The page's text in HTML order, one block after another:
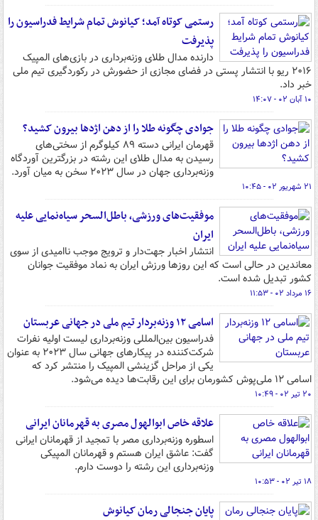
رستمی کوتاه آمد؛ کیانوش تمام شرایط فدراسیون را
پذیرفت
دارنده مدال طلای وزنه‌برداری در بازی‌های المپیک
۲۰۱۶ ریو با انتشار پستی در فضای مجازی از حضورش در رکوردگیری تیم ملی
خبر داد.
۱۰ آبان ۰۲ - ۱۴:۰۷
جوادی چگونه طلا را از دهن اژدها بیرون کشید؟
قهرمان ایرانی دسته ۸۹ کیلوگرم از سختی‌های
رسیدن به مدال طلای این رشته در بزرگترین آوردگاه
وزنه‌برداری جهان در سال ۲۰۲۳ سخن به میان آورد.
۲۱ شهریور ۰۲ - ۱۰:۴۵
موفقیت‌های ورزشی، باطل‌السحر سیاه‌نمایی علیه
ایران
انتشار اخبار جهت‌دار و ترویج موجب ناامیدی از سوی
معاندین در حالی است که این روزها ورزش ایران به نماد موفقیت جوانان
کشور تبدیل شده است.
۱۶ مرداد ۰۲ - ۱۱:۵۳
اسامی ۱۲ وزنه‌بردار تیم ملی در جهانی عربستان
فدراسیون بین‌المللی وزنه‌برداری لیست اولیه نفرات
شرکت‌کننده در پیکارهای جهانی سال ۲۰۲۳ به عنوان
یکی از مراحل گزینشی المپیک را منتشر کرد که
اسامی ۱۲ ملی‌پوش کشورمان برای این رقابت‌ها دیده می‌شود.
۲۰ تیر ۰۲ - ۱۰:۴۹
علاقه خاص ابوالهول مصری به قهرمانان ایرانی
اسطوره وزنه‌برداری مصر با تمجید از قهرمانان ایرانی
گفت: عاشق ایران هستم و قهرمانان المپیکی
وزنه‌برداری این رشته را دوست دارم.
۱۸ تیر ۰۲ - ۱۰:۵۳
پایان جنجالی رمان کیانوش